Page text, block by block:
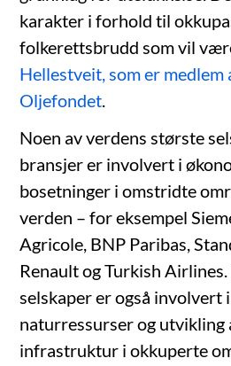
karakter i forhold til
folkerettsbrudd som vil
Hellestveit, som er
Oljefondet.
Noen av verdens største
bransjer er involvert i
bosetninger i omstridte
verden – for eksempel
Agricole, BNP Paribas,
Renault og Turkish
selskaper er også involvert
naturressurser og utvikling
infrastruktur i okkuperte